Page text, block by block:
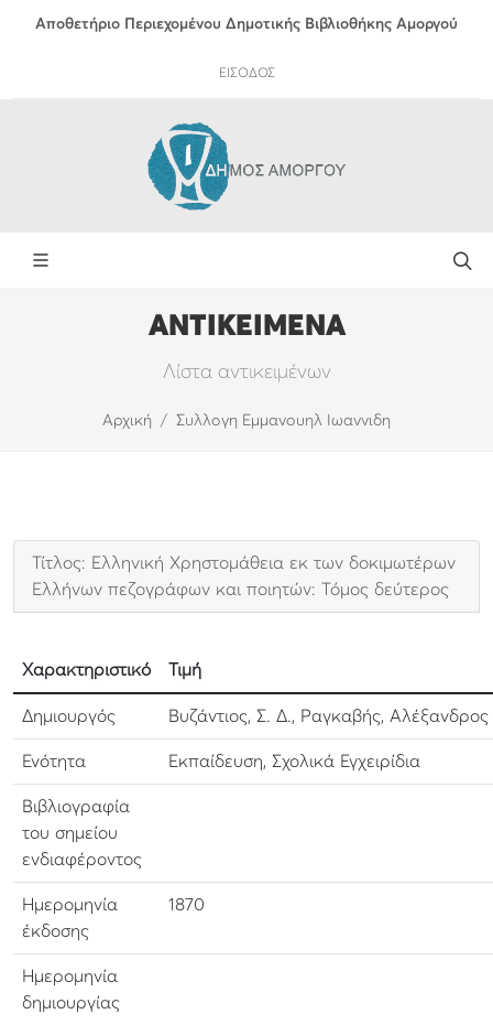
Αποθετήριο Περιεχομένου Δημοτικής Βιβλιοθήκης Αμοργού
ΕΙΣΟΔΟΣ
ΑΝΤΙΚΕΙΜΕΝΑ
Λίστα αντικειμένων
Αρχική Συλλογη Εμμανουηλ Ιωαννιδη
Τίτλος: Ελληνική Χρηστομάθεια εκ των δοκιμωτέρων
Ελλήνων πεζογράφων και ποιητών: Τόμος δεύτερος
Χαρακτηριστικό Τιμή
Δημιουργός Βυζάντιος, Σ. Δ., Ραγκαβής, Αλέξανδρος
Ενότητα Εκπαίδευση, Σχολικά Εγχειρίδια
Βιβλιογραφία
του σημείου
ενδιαφέροντος
Ημερομηνία
έκδοσης
1870
Ημερομηνία
δημιουργίας